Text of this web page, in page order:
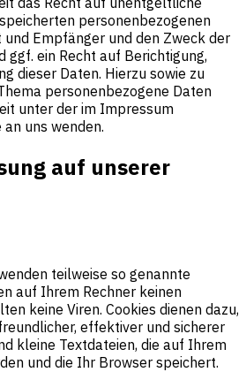
personenbezogenen
Empfänger und den Zweck der
ggf. ein Recht auf Berichtigung,
dieser Daten. Hierzu sowie zu
personenbezogene Daten
unter der im Impressum
uns wenden.
auf unserer
teilweise so genannte
auf Ihrem Rechner keinen
keine Viren. Cookies dienen dazu,
effektiver und sicherer
kleine Textdateien, die auf Ihrem
und die Ihr Browser speichert.